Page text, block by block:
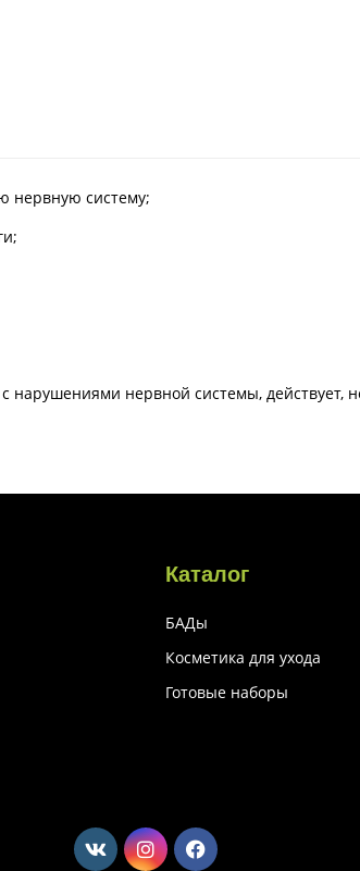
нервную систему;
нарушениями нервной системы, действует,
Каталог
БАДы
Косметика для ухода
Готовые наборы